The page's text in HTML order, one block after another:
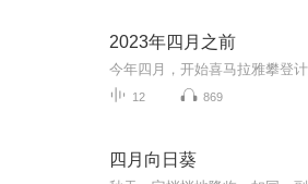
2023年四月之前
12 869
四月向日葵